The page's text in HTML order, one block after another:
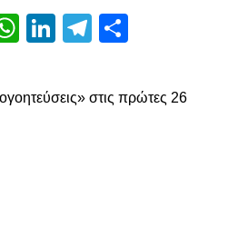
WhatsApp
LinkedIn
Telegram
στις πρώτες 26